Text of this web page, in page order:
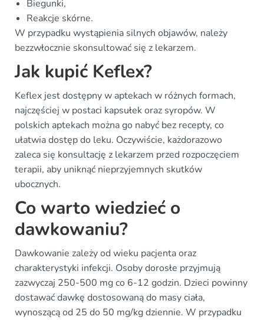
Biegunki,
Reakcje skórne.
W przypadku wystąpienia silnych objawów, należy
bezzwłocznie skonsultować się z lekarzem.
Jak kupić Keflex?
Keflex jest dostępny w aptekach w różnych formach,
najczęściej w postaci kapsułek oraz syropów. W
polskich aptekach można go nabyć bez recepty, co
ułatwia dostęp do leku. Oczywiście, każdorazowo
zaleca się konsultację z lekarzem przed rozpoczęciem
terapii, aby uniknąć nieprzyjemnych skutków
ubocznych.
Co warto wiedzieć o
dawkowaniu?
Dawkowanie zależy od wieku pacjenta oraz
charakterystyki infekcji. Osoby dorosłe przyjmują
zazwyczaj 250-500 mg co 6-12 godzin. Dzieci powinny
dostawać dawkę dostosowaną do masy ciała,
wynoszącą od 25 do 50 mg/kg dziennie. W przypadku